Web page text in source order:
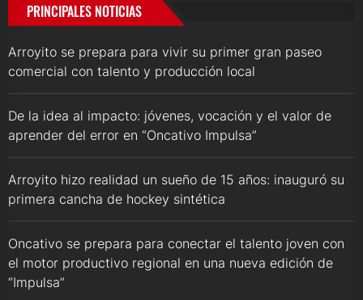
PRINCIPALES NOTICIAS
Arroyito se prepara para vivir su primer gran paseo
comercial con talento y producción local
De la idea al impacto: jóvenes, vocación y el valor de
aprender del error en “Oncativo Impulsa”
Arroyito hizo realidad un sueño de 15 años: inauguró su
primera cancha de hockey sintética
Oncativo se prepara para conectar el talento joven con
el motor productivo regional en una nueva edición de
“Impulsa”